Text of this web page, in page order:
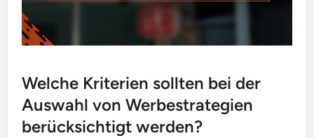
Welche Kriterien sollten bei der
Auswahl von Werbestrategien
berücksichtigt werden?